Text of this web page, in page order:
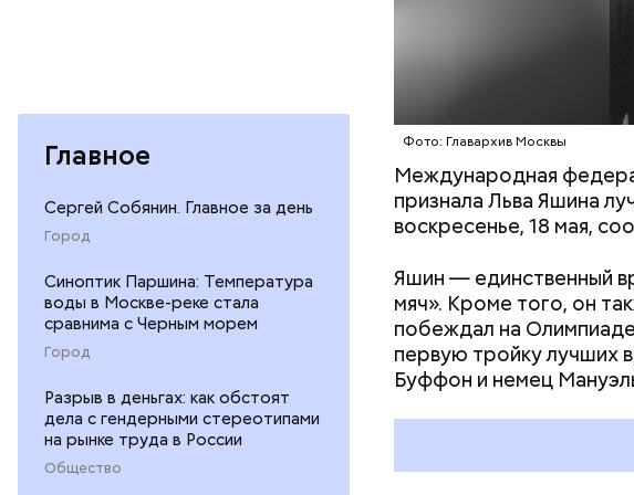
Главное
Сергей Собянин. Главное за день
Город
Синоптик Паршина: Температура
воды в Москве-реке стала
сравнима с Черным морем
Город
Разрыв в деньгах: как обстоят
дела с гендерными стереотипами
на рынке труда в России
Общество
Фото: Главархив Москвы
Международная
признала Льва Яшина
воскресенье, 18 мая,
Яшин — единственный
мяч». Кроме того, он
побеждал на
первую тройку лучших
Буффон и немец
после смен на заводе
призывного возраста,
разглядел талант
пригласил резвого